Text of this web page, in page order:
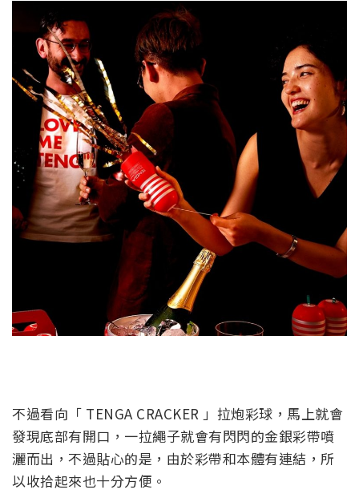
不過看向「 TENGA CRACKER 」拉炮彩球，馬上就會
發現底部有開口，一拉繩子就會有閃閃的金銀彩帶噴
灑而出，不過貼心的是，由於彩帶和本體有連結，所
以收拾起來也十分方便。